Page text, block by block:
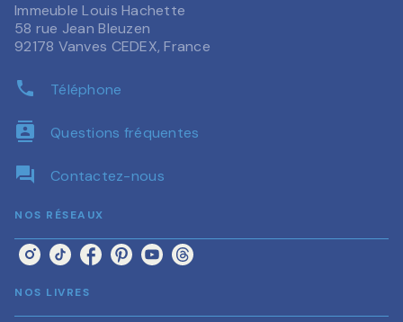
Immeuble Louis Hachette
58 rue Jean Bleuzen
92178 Vanves CEDEX, France
phone Téléphone
contacts Questions fréquentes
question_answer Contactez-nous
NOS RÉSEAUX
NOS LIVRES